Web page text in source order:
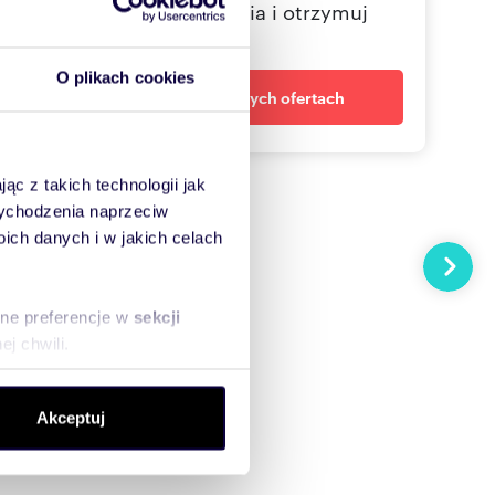
O plikach cookies
z takich technologii jak
naprzeciw
danych i w jakich celach
preferencje w sekcji
chwili.
społecznościowym,
od Ciebie lub
Akceptuj
Określ swoje oczekiwania i otrzymuj
Powiadom o nowych ofertach